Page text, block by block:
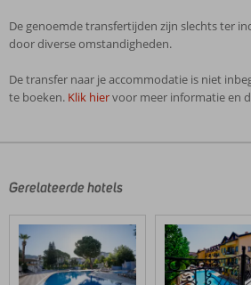
De genoemde transfertijden zijn slechts ter
door diverse omstandigheden.
De transfer naar je accommodatie is niet
te boeken. Klik hiervoor meer informatie en
door
klanten
geschreven
na
hun
Gerelateerde hotels